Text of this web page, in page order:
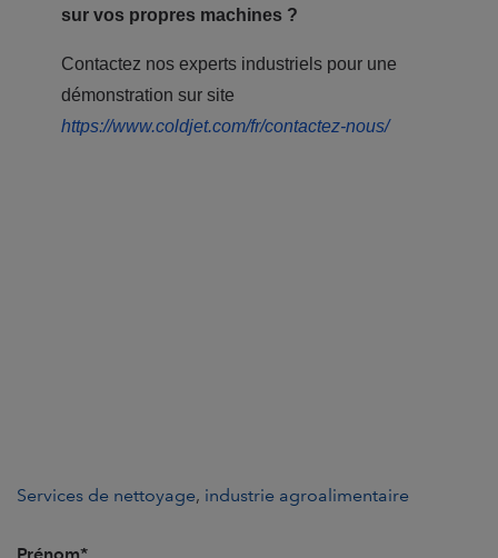
sur vos propres machines ?
Contactez nos experts industriels pour une
démonstration sur site
https://www.coldjet.com/fr/contactez-nous/
Services de nettoyage, industrie agroalimentaire